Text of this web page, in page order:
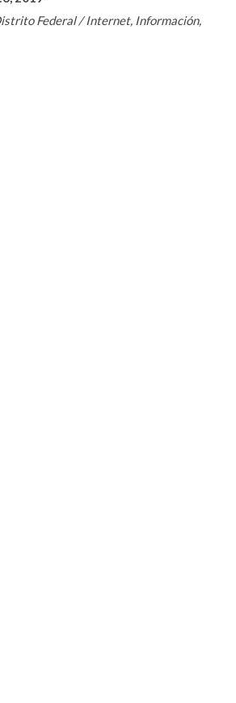
Federal / Internet, Información,